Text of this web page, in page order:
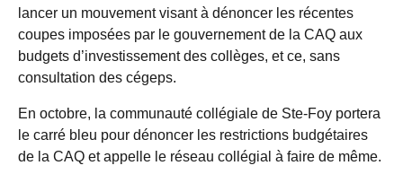
lancer un mouvement visant à dénoncer les récentes
coupes imposées par le gouvernement de la CAQ aux
budgets d’investissement des collèges, et ce, sans
consultation des cégeps.
En octobre, la communauté collégiale de Ste-Foy portera
le carré bleu pour dénoncer les restrictions budgétaires
de la CAQ et appelle le réseau collégial à faire de même.